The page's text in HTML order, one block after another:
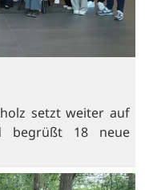
setzt weiter auf
begrüßt 18 neue